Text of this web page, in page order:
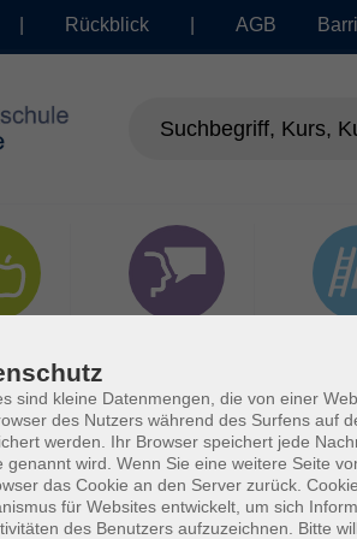
Rückblick AGB
sind kleine Datenmengen, die von einer
des Nutzers während des Surfens auf
werden. Ihr Browser speichert jede
genannt wird. Wenn Sie eine weitere Seite
das Cookie an den Server zurück.
für Websites entwickelt, um sich
des Benutzers aufzuzeichnen. Bitte